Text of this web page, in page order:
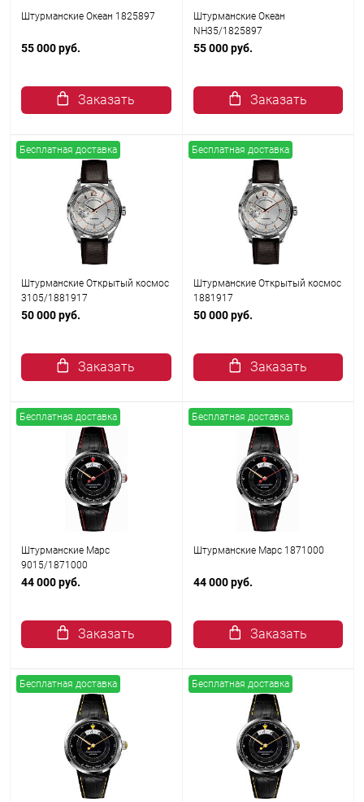
Штурманские Океан 1825897
55 000 руб.
Заказать
Штурманские Океан
NH35/1825897
55 000 руб.
Заказать
Бесплатная доставка
Штурманские Открытый космос
3105/1881917
50 000 руб.
Заказать
Бесплатная доставка
Штурманские Открытый космос
1881917
50 000 руб.
Заказать
Бесплатная доставка
Штурманские Марс
9015/1871000
44 000 руб.
Заказать
Бесплатная доставка
Штурманские Марс 1871000
44 000 руб.
Заказать
Бесплатная доставка Бесплатная доставка